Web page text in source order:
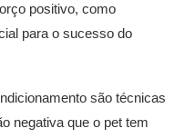
positivo, como
para o sucesso do
são técnicas
negativa que o pet tem